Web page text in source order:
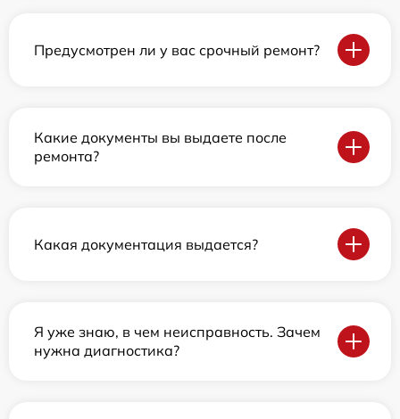
Предусмотрен ли у вас срочный ремонт?
Какие документы вы выдаете после
ремонта?
Какая документация выдается?
Я уже знаю, в чем неисправность. Зачем
нужна диагностика?